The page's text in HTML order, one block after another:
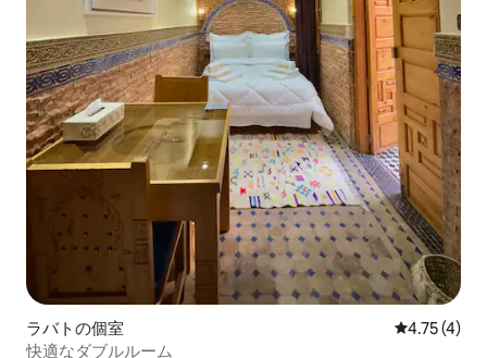
ラバトの個室 レビュー4
4.75 (4)
快適なダブルルーム